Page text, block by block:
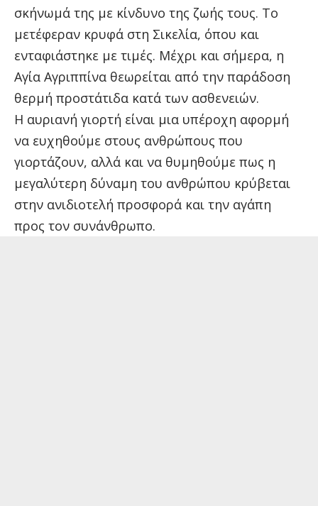
σκήνωμά της με κίνδυνο της ζωής τους. Το
μετέφεραν κρυφά στη Σικελία, όπου και
ενταφιάστηκε με τιμές. Μέχρι και σήμερα, η
Αγία Αγριππίνα θεωρείται από την παράδοση
θερμή προστάτιδα κατά των ασθενειών.
Η αυριανή γιορτή είναι μια υπέροχη αφορμή
να ευχηθούμε στους ανθρώπους που
γιορτάζουν, αλλά και να θυμηθούμε πως η
μεγαλύτερη δύναμη του ανθρώπου κρύβεται
στην ανιδιοτελή προσφορά και την αγάπη
προς τον συνάνθρωπο.